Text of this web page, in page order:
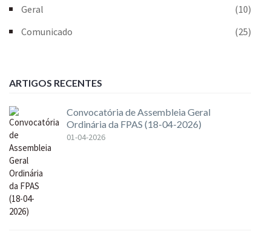
Geral
(10)
Comunicado
(25)
ARTIGOS RECENTES
Convocatória de Assembleia Geral
Ordinária da FPAS (18-04-2026)
01-04-2026